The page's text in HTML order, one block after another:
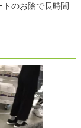
のお陰で長時間